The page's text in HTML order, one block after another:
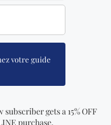
émotionnelle et
Ce sont des
à la vibration
que vous
distincte et